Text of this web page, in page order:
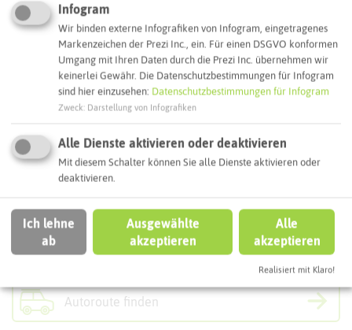
Jupp der Erlebnisbiergarten
Hullerner Straße 107
45721 Haltern am See
Webseite
Interaktive Karte
ÖPNV-Route finden
Autoroute finden
Infogram
Wir binden externe Infografiken von Infogram, eingetragenes
Markenzeichen der Prezi Inc., ein. Für einen DSGVO konformen
Umgang mit Ihren Daten durch die Prezi Inc. übernehmen wir
keinerlei Gewähr. Die Datenschutzbestimmungen für Infogram
sind hier einzusehen: Datenschutzbestimmungen für Infogram
Zweck Darstellung von Infografiken
Alle Dienste aktivieren oder deaktivieren
Mit diesem Schalter können Sie alle Dienste aktivieren oder
deaktivieren.
Ich lehne
ab
Ausgewählte
akzeptieren
Alle
akzeptieren
Realisiert mit Klaro!